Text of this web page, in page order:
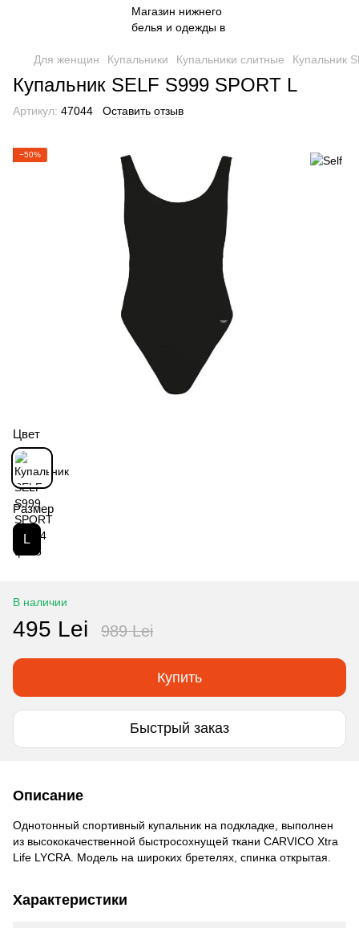
Для женщин Купальники Купальники слитные Купальник
Купальник SELF S999 SPORT L
Артикул: 47044 Оставить отзыв
−50%
Цвет
Размер
L
В наличии
495 Lei 989 Lei
Купить
Быстрый заказ
Описание
Однотонный спортивный купальник на подкладке, выполнен
из высококачественной быстросохнущей ткани CARVICO Xtra
Life LYCRA. Модель на широких бретелях, спинка открытая.
Характеристики